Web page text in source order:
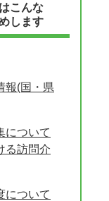
こんな
します
報(国・県
について
る訪問介
について